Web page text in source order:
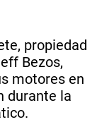
propiedad
Bezos,
motores en
durante la